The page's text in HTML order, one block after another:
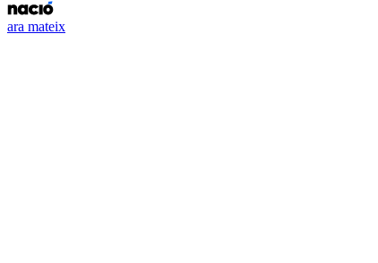
ara mateix